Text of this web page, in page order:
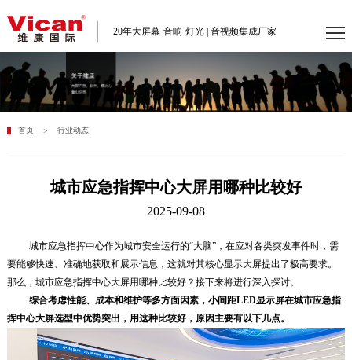
20年大屏幕·音响·灯光 | 音视频集成厂家
首页 > 行业动态
城市应急指挥中心大屏用哪种比较好
2025-09-08
城市应急指挥中心作为城市安全运行的“大脑”，在应对各类突发事件时，需
要能够快速、准确地获取和展示信息，这就对其核心显示大屏提出了极高要求。
那么，城市应急指挥中心大屏用哪种比较好？接下来将进行深入探讨。
综合考虑性能、成本和维护等多方面因素，小间距LED显示屏在城市应急指
挥中心大屏选型中优势突出， 用这种比较好，原因主要有以下几点。